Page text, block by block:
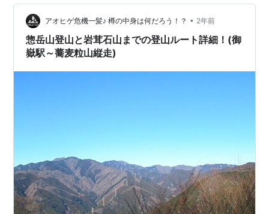
ョちゃん"とでも呼んでおこう。（以後、ハンギョちゃん
でよろしく）とまぁ、ハンギョちゃんと一緒にトレッキ
ングスタート。 駅から割とすぐに登山道に入る。登り始
めは少し傾斜がキツかったけれど、少しずつ登…
アオヒゲ危機一髪♪ 樽の中身は何だろう！？ • 2年前
惣岳山登山と岩茸石山までの登山ルート詳細！(御
嶽駅～蕎麦粒山縦走)